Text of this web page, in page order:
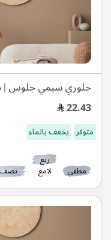
جلوري سيمي جلوس |
22.43
متوفر يخفف بالماء
مطفي
ربع
لامع نصف